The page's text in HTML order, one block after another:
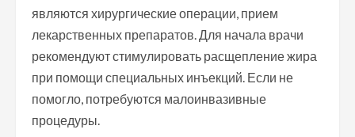
являются хирургические операции, прием
лекарственных препаратов. Для начала врачи
рекомендуют стимулировать расщепление жира
при помощи специальных инъекций. Если не
помогло, потребуются малоинвазивные
процедуры.